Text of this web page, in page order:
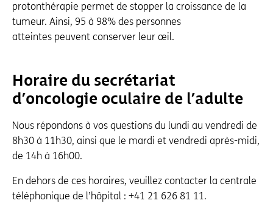
protonthérapie permet de stopper la croissance de la
tumeur. Ainsi, 95 à 98% des personnes
atteintes peuvent conserver leur œil.
Horaire du secrétariat
d’oncologie oculaire de l’adulte
Nous répondons à vos questions du lundi au vendredi de
8h30 à 11h30, ainsi que le mardi et vendredi après-midi,
de 14h à 16h00.
En dehors de ces horaires, veuillez contacter la centrale
téléphonique de l’hôpital : +41 21 626 81 11.